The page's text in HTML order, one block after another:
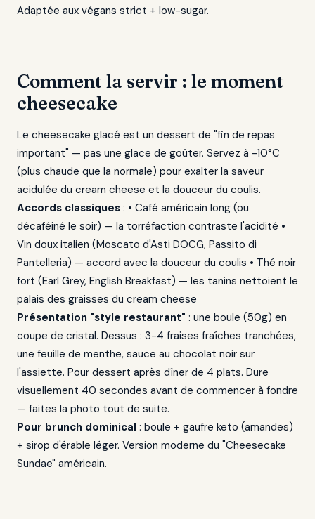
Adaptée aux végans strict + low-sugar.
Comment la servir : le moment
cheesecake
Le cheesecake glacé est un dessert de "fin de repas
important" — pas une glace de goûter. Servez à -10°C
(plus chaude que la normale) pour exalter la saveur
acidulée du cream cheese et la douceur du coulis.
Accords classiques : • Café américain long (ou
décaféiné le soir) — la torréfaction contraste l'acidité •
Vin doux italien (Moscato d'Asti DOCG, Passito di
Pantelleria) — accord avec la douceur du coulis • Thé noir
fort (Earl Grey, English Breakfast) — les tanins nettoient le
palais des graisses du cream cheese
Présentation "style restaurant" : une boule (50g) en
coupe de cristal. Dessus : 3-4 fraises fraîches tranchées,
une feuille de menthe, sauce au chocolat noir sur
l'assiette. Pour dessert après dîner de 4 plats. Dure
visuellement 40 secondes avant de commencer à fondre
— faites la photo tout de suite.
Pour brunch dominical : boule + gaufre keto (amandes)
+ sirop d'érable léger. Version moderne du "Cheesecake
Sundae" américain.